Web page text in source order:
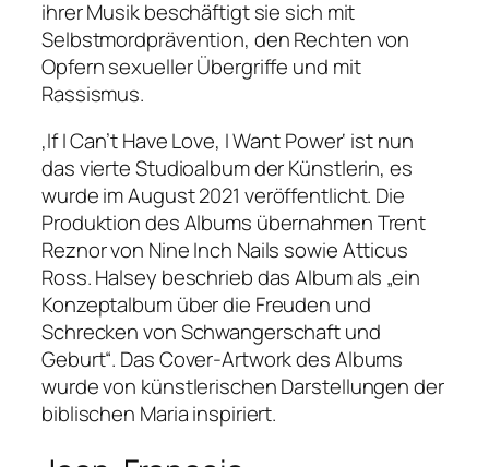
ihrer Musik beschäftigt sie sich mit
Selbstmordprävention, den Rechten von
Opfern sexueller Übergriffe und mit
Rassismus.
‚If I Can’t Have Love, I Want Power‘ ist nun
das vierte Studioalbum der Künstlerin, es
wurde im August 2021 veröffentlicht. Die
Produktion des Albums übernahmen Trent
Reznor von Nine Inch Nails sowie Atticus
Ross. Halsey beschrieb das Album als „ein
Konzeptalbum über die Freuden und
Schrecken von Schwangerschaft und
Geburt“. Das Cover-Artwork des Albums
wurde von künstlerischen Darstellungen der
biblischen Maria inspiriert.